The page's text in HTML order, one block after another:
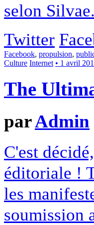
selon Silvae.
Twitter
Facebook, propulsion,
Culture Internet • 1 avril
The
parAdmin
C'est
éditoriale !
les
soumission